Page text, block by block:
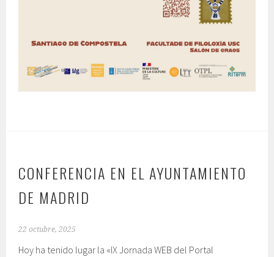
CONFERENCIA EN EL AYUNTAMIENTO
DE MADRID
22 octubre, 2025
Hoy ha tenido lugar la «IX Jornada WEB del Portal